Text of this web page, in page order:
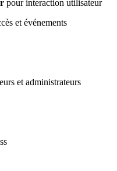
pour interaction utilisateur
et événements
et administrateurs